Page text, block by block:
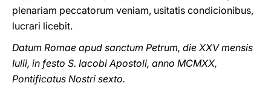
plenariam peccatorum veniam, usitatis condicionibus,
lucrari licebit.
Datum Romae apud sanctum Petrum, die XXV mensis
Iulii, in festo S. Iacobi Apostoli, anno MCMXX,
Pontificatus Nostri sexto.